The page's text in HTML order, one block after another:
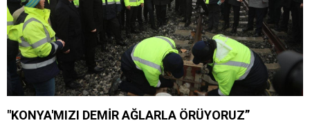
"KONYA'MIZI DEMİR AĞLARLA ÖRÜYORUZ”